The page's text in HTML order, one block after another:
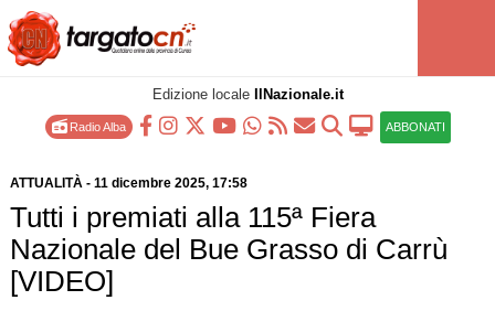
Edizione locale IlNazionale.it
Radio Alba ABBONATI
ATTUALITÀ- 11 dicembre 2025, 17:58
Tutti i premiati alla 115ª Fiera
Nazionale del Bue Grasso di Carrù
[VIDEO]